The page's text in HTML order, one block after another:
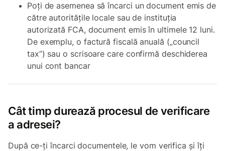
Poți de asemenea să încarci un document emis de
către autoritățile locale sau de instituția
autorizată FCA, document emis în ultimele 12 luni.
De exemplu, o factură fiscală anuală („council
tax”) sau o scrisoare care confirmă deschiderea
unui cont bancar
Cât timp durează procesul de verificare
a adresei?
După ce-ți încarci documentele, le vom verifica și îți